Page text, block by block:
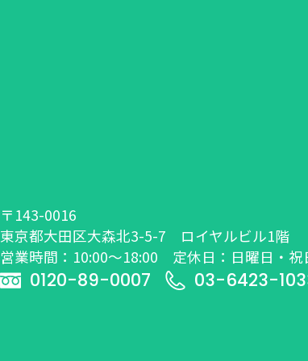
〒143-0016
東京都大田区大森北3-5-7 ロイヤルビル1階
営業時間：10:00～18:00 定休日：日曜日・祝
0120-89-0007 03-6423-